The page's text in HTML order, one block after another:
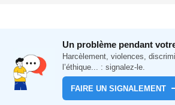
Un problème pendant
Harcèlement, violences,
l’éthique... : signalez-le.
FAIRE UN SIGNALEMENT